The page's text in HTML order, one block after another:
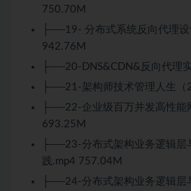
750.70M
├──19- 分布式系统反向代理
942.76M
├──20-DNS&CDN&反向代理
├──21-架构师技术管理人生（
├──22-企业级百万并发高性能
693.25M
├──23-分布式架构业务逻辑层
践.mp4 757.04M
├──24-分布式架构业务逻辑层